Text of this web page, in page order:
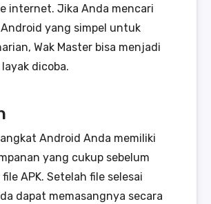
internet. Jika Anda mencari
Android yang simpel untuk
Wak Master bisa menjadi
dicoba.
Android Anda memiliki
yang cukup sebelum
APK. Setelah file selesai
dapat memasangnya secara